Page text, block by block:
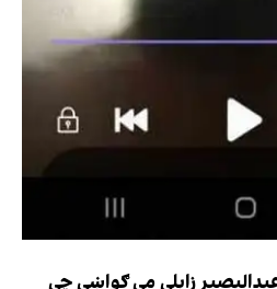
زابلی مې ګواښي چې